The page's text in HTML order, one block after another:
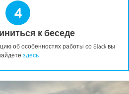
4
к беседе
об особенностях работы со Slack вы
здесь